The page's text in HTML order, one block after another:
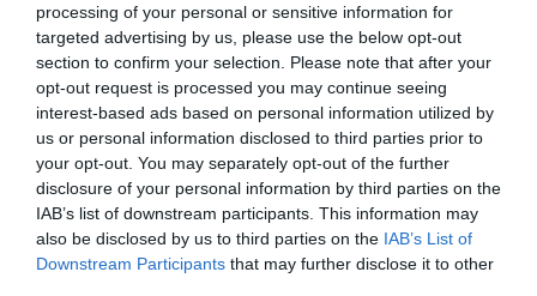
processing of your personal or sensitive information for
targeted advertising by us, please use the below opt-out
section to confirm your selection. Please note that after your
opt-out request is processed you may continue seeing
interest-based ads based on personal information utilized by
us or personal information disclosed to third parties prior to
your opt-out. You may separately opt-out of the further
disclosure of your personal information by third parties on the
IAB’s list of downstream participants. This information may
also be disclosed by us to third parties on the IAB’s List of
Downstream Participants that may further disclose it to other